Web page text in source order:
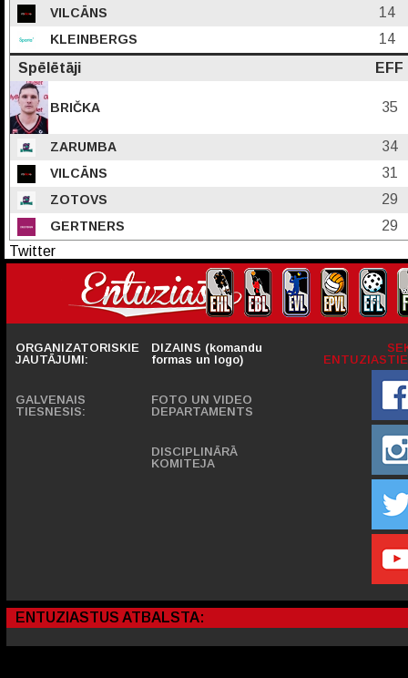
VILCĀNS 14
KLEINBERGS
14
Spēlētāji
EFF
BRIČKA 35
ZARUMBA 34
VILCĀNS 31
ZOTOVS 29
GERTNERS
29
Twitter
ORGANIZATORISKIE
JAUTĀJUMI:
GALVENAIS
TIESNESIS:
DIZAINS (komandu
formas un logo)
FOTO UN VIDEO
DEPARTAMENTS
DISCIPLINĀRĀ
KOMITEJA
ENTUZIASTUS ATBALSTA: